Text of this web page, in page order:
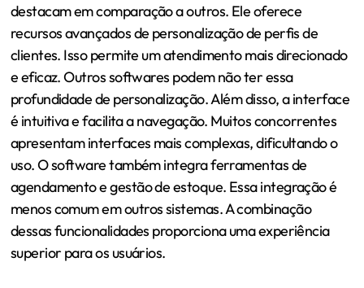
destacam em comparação a outros. Ele oferece
recursos avançados de personalização de perfis de
clientes. Isso permite um atendimento mais direcionado
e eficaz. Outros softwares podem não ter essa
profundidade de personalização. Além disso, a interface
é intuitiva e facilita a navegação. Muitos concorrentes
apresentam interfaces mais complexas, dificultando o
uso. O software também integra ferramentas de
agendamento e gestão de estoque. Essa integração é
menos comum em outros sistemas. A combinação
dessas funcionalidades proporciona uma experiência
superior para os usuários.